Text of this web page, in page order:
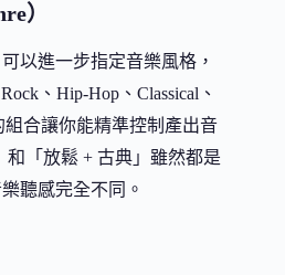
）
以進一步指定音樂風格，
、Hip-Hop、Classical、
組合讓你能精準控制產出音
「放鬆 + 古典」雖然都是
聽感完全不同。